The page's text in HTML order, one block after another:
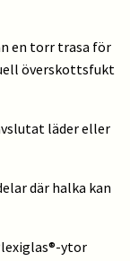
en torr trasa för
överskottsfukt
läder eller
där halka kan
ytor